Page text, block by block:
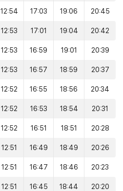
12:54 17:03 19:06 20:45
12:53 17:01 19:04 20:42
12:53 16:59 19:01 20:39
12:53 16:57 18:59 20:37
12:52 16:55 18:56 20:34
12:52 16:53 18:54 20:31
12:52 16:51 18:51 20:28
12:51 16:49 18:49 20:26
12:51 16:47 18:46 20:23
12:51 16:45 18:44 20:20